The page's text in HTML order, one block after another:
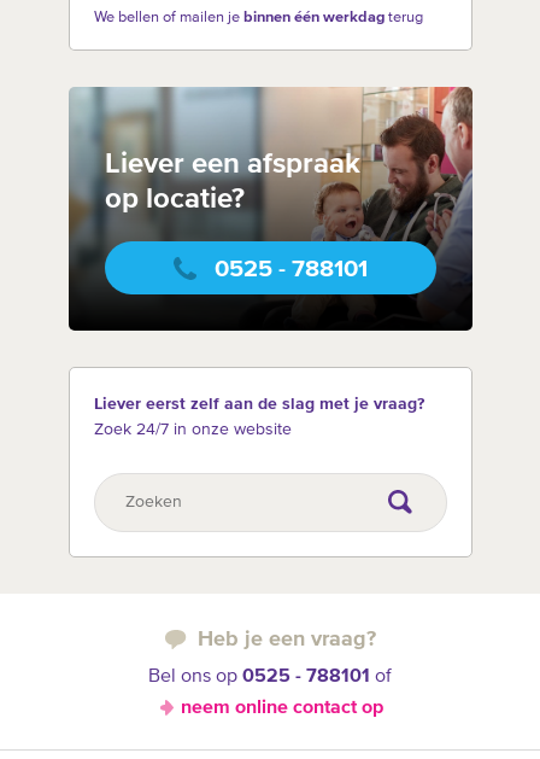
We bellen of mailen je binnen één werkdagterug
Liever een afspraak
op locatie?
0525 - 788101
Liever eerst zelf aan de slag met je vraag?
Zoek 24/7 in onze website
Heb je een vraag?
Bel ons op 0525 - 788101 of
neem online contact op